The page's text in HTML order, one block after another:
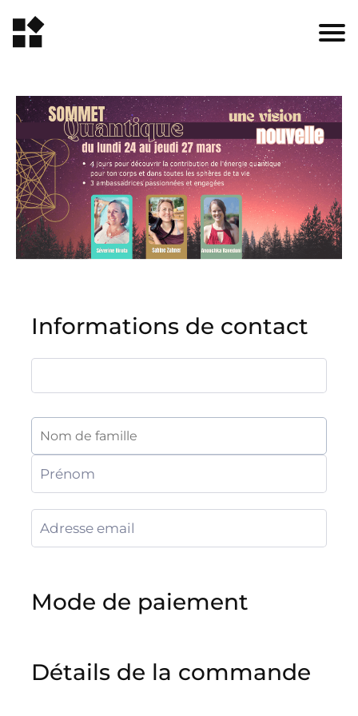
Informations de contact
Mode de paiement
Détails de la commande